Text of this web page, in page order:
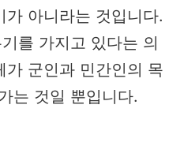
아니라는 것입니다.
를 가지고 있다는 의
가 군인과 민간인의 목
는 것일 뿐입니다.